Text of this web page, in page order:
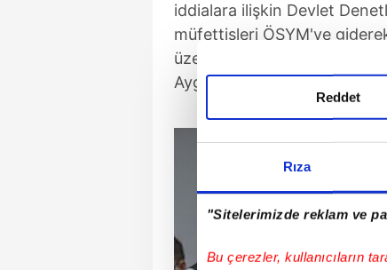
Rıza
"Sitelerimizde reklam ve
Bu çerezler, kullanıcıların
Reddet
iddialara ilişkin Devlet
müfettişleri ÖSYM'ye
üzerine Ölçme, Seçme ve
Aygün, Cumhurbaşkanlığı